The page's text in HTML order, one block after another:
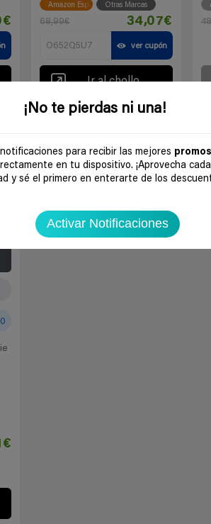
¡No te pierdas ni una!
para recibir las mejores
en tu dispositivo. ¡Aprovecha cada
y sé el primero en enterarte de los
Activar Notificaciones
Amazon España Otras Marcas
68,99€ 34,07€
O652Q5U7 ver cupón
Ir al chollo
0